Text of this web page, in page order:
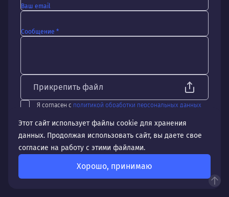
Ваш email
Сообщение *
Прикрепить файл
Я согласен с политикой обработки персональных данных
Отправить
Этот сайт использует файлы cookie для хранения
данных. Продолжая использовать сайт, вы даете свое
согласие на работу с этими файлами.
Хорошо, принимаю